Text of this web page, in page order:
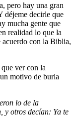
pero hay una gran
déjeme decirle que
mucha gente que
realidad lo que la
acuerdo con la Biblia,
ver con la
motivo de burla
lo de la
y otros decían: Ya te